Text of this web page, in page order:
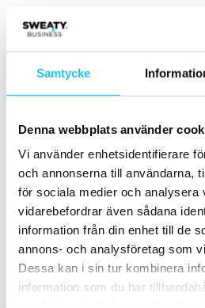
Samtycke
Denna webbplats använder
Vi använder enhetsidentifierare
och annonserna till användarna,
för sociala medier och analysera
vidarebefordrar även sådana
information från din enhet till de
annons- och analysföretag som
Dessa kan i sin tur kombinera
information som du har
Hyrox växer
miljoner
Business
Friskis&Svettis
Vällingby
Business
Friskis